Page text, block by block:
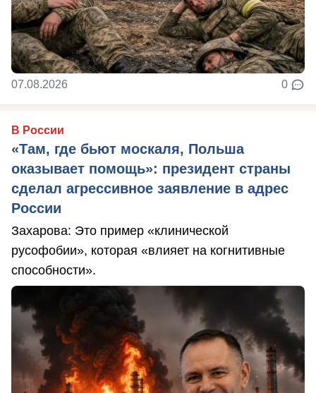
07.08.2026 0
В России
«Там, где бьют москаля, Польша
оказывает помощь»: президент страны
сделал агрессивное заявление в адрес
России
Захарова: Это пример «клинической
русофобии», которая «влияет на когнитивные
способности».